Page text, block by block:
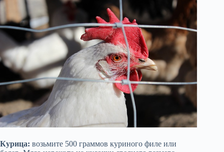
Курица: возьмите 500 граммов куриного филе или